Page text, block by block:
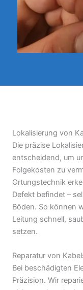
Lokalisierung von
Die präzise
entscheidend, um
Folgekosten zu
Ortungstechnik
Defekt befindet –
Böden. So können
Leitung schnell,
setzen.
Reparatur von
Bei beschädigten
Präzision. Wir